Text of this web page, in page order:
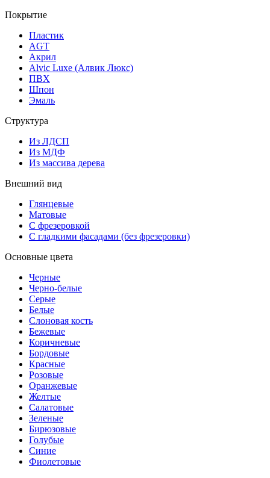
Покрытие
Пластик
AGT
Акрил
Alvic Luxe (Алвик Люкс)
ПВХ
Шпон
Эмаль
Структура
Из ЛДСП
Из МДФ
Из массива дерева
Внешний вид
Глянцевые
Матовые
С фрезеровкой
С гладкими фасадами (без фрезеровки)
Основные цвета
Черные
Черно-белые
Серые
Белые
Слоновая кость
Бежевые
Коричневые
Бордовые
Красные
Розовые
Оранжевые
Желтые
Салатовые
Зеленые
Бирюзовые
Голубые
Синие
Фиолетовые